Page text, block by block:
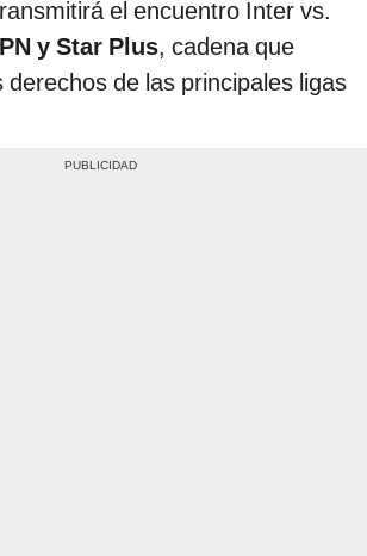
el encuentro Inter vs.
y Star Plus, cadena que
derechos de las principales ligas